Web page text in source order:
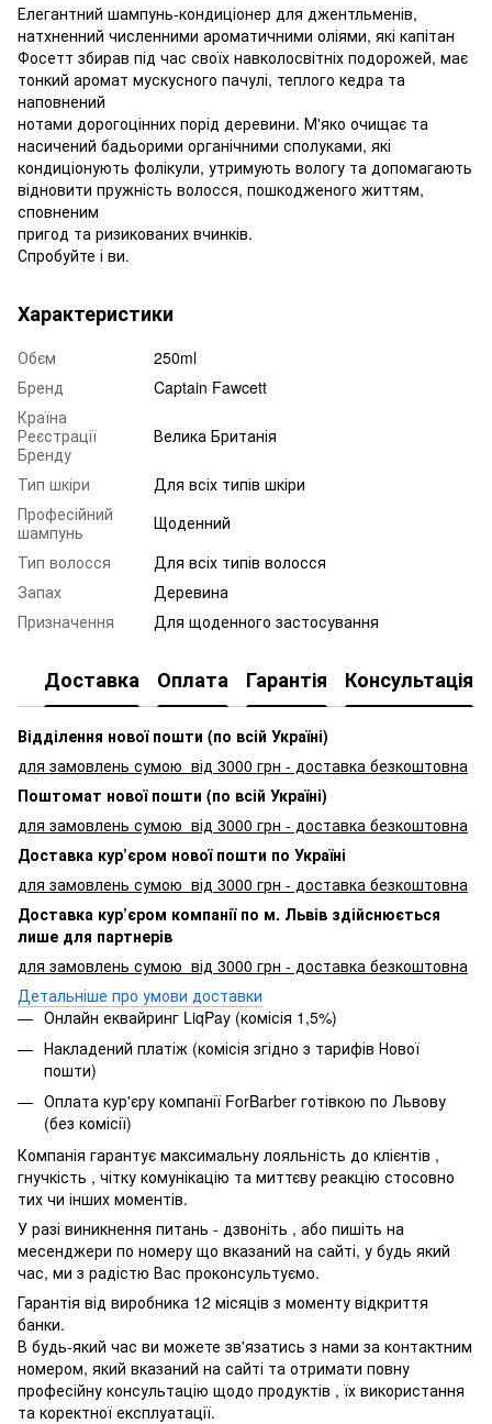
Елегантний шампунь-кондиціонер для джентльменів,
натхненний численними ароматичними оліями, які капітан
Фосетт збирав під час своїх навколосвітніх подорожей, має
тонкий аромат мускусного пачулі, теплого кедра та
наповнений
нотами дорогоцінних порід деревини. М'яко очищає та
насичений бадьорими органічними сполуками, які
кондиціонують фолікули, утримують вологу та допомагають
відновити пружність волосся, пошкодженого життям,
сповненим
пригод та ризикованих вчинків.
Спробуйте і ви.
Характеристики
Обєм
250ml
Бренд
Captain Fawcett
Країна
Реєстрації
Бренду
Велика Британія
Тип шкіри
Для всіх типів шкіри
Професійний
шампунь
Щоденний
Тип волосся
Для всіх типів волосся
Запах
Деревина
Призначення
Для щоденного застосування
Доставка Оплата Гарантія Консультація
Відділення нової пошти (по всій Україні)
для замовлень сумою від 3000 грн - доставка безкоштовна
Поштомат нової пошти (по всій Україні)
для замовлень сумою від 3000 грн - доставка безкоштовна
Доставка кур’єром нової пошти по Україні
для замовлень сумою від 3000 грн - доставка безкоштовна
Доставка кур’єром компанії по м. Львів здійснюється
лише для партнерів
для замовлень сумою від 3000 грн - доставка безкоштовна
Детальніше про умови доставки
Онлайн еквайринг LiqPay (комісія 1,5%)
Накладений платіж (комісія згідно з тарифів Нової
пошти)
Оплата кур'єру компанії ForBarber готівкою по Львову
(без комісії)
Компанія гарантує максимальну лояльність до клієнтів ,
гнучкість , чітку комунікацію та миттєву реакцію стосовно
тих чи інших моментів.
У разі виникнення питань - дзвоніть , або пишіть на
месенджери по номеру що вказаний на сайті, у будь який
час, ми з радістю Вас проконсультуємо.
Гарантія від виробника 12 місяців з моменту відкриття
банки.
В будь-який час ви можете зв'язатись з нами за контактним
номером, який вказаний на сайті та отримати повну
професійну консультацію щодо продуктів , їх використання
та коректної експлуатації.